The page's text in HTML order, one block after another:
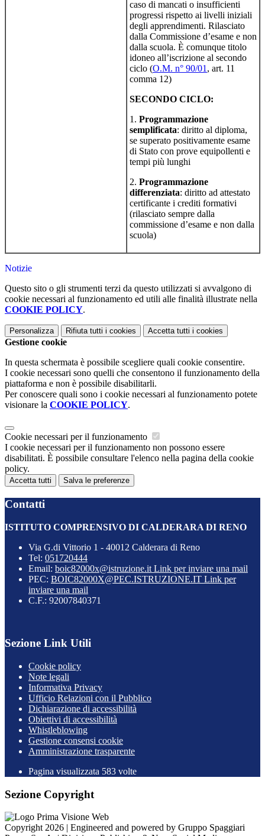
caso di mancati o insufficienti
progressi rispetto ai livelli iniziali
degli apprendimenti. Rilasciato
dalla Commissione d’esame e non
dalla scuola. È comunque titolo
idoneo all’iscrizione al secondo
ciclo (O.M. n° 90/01 , art. 11
comma 12)
SECONDO CICLO:
1. Programmazione
semplificata: diritto al diploma,
se superato positivamente esame
di Stato con prove equipollenti e
tempi più lunghi
2. Programmazione
differenziata: diritto ad attestato
certificante i crediti formativi
(rilasciato sempre dalla
commissione d’esame e non dalla
scuola)
Notizie
Questo sito o gli strumenti terzi da questo utilizzati si avvalgono di
cookie necessari al funzionamento ed utili alle finalità illustrate nella
COOKIE POLICY.
Personalizza Rifiuta tutti i cookies Accetta tutti i cookies
Gestione cookie
In questa schermata è possibile scegliere quali cookie consentire.
I cookie necessari sono quelli che consentono il funzionamento della
piattaforma e non è possibile disabilitarli.
Per conoscere quali sono i cookie necessari al funzionamento potete
visionare la COOKIE POLICY.
Cookie necessari per il funzionamento
I cookie necessari per il funzionamento non possono essere
disabilitati. È possibile consultare l'elenco nella pagina della cookie
policy.
Accetta tutti Salva le preferenze
Contatti
ISTITUTO COMPRENSIVO DI CALDERARA DI RENO
Via G.di Vittorio 1 - 40012 Calderara di Reno
Tel: 051720444
Email: boic82000x@istruzione.it Link per inviare una mail
PEC: BOIC82000X@PEC.ISTRUZIONE.IT Link per
inviare una mail
C.F.: 92007840371
Sezione Link Utili
Cookie policy
Note legali
Informativa Privacy
Ufficio Relazioni con il Pubblico
Dichiarazione di accessibilità
Obiettivi di accessibilità
Whistleblowing
Gestione consensi cookie
Amministrazione trasparente
Pagina visualizzata 583 volte
Sezione Copyright
Copyright 2026 | Engineered and powered by Gruppo Spaggiari